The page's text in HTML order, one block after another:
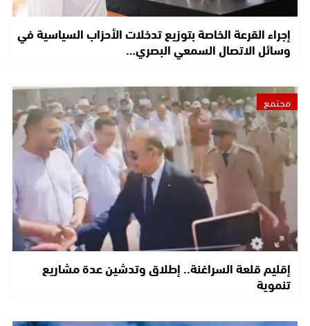
إجراء القرعة الخاصة بتوزيع تدخلات الأحزاب السياسية في
وسائل الاتصال السمعي البصري…
مجتمع
إقليم قلعة السراغنة.. إطلاق وتدشين عدة مشاريع
تنموية